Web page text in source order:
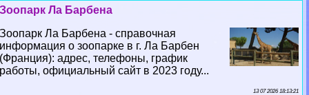
Зоопарк Ла Барбена
Зоопарк Ла Барбена - справочная
информация о зоопарке в г. Ла Барбен
(Франция): адрес, телефоны, график
работы, официальный сайт в 2023 году...
13 07 2026 18:13:21